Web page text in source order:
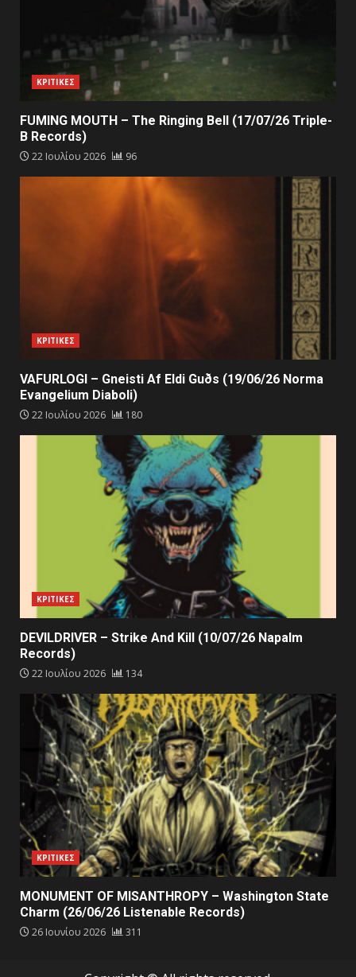
ΚΡΙΤΙΚΕΣ
FUMING MOUTH – The Ringing Bell (17/07/26 Triple-
B Records)
22 Ιουλίου 2026 96
ΚΡΙΤΙΚΕΣ
VAFURLOGI – Gneisti Af Eldi Guðs (19/06/26 Norma
Evangelium Diaboli)
22 Ιουλίου 2026 180
ΚΡΙΤΙΚΕΣ
DEVILDRIVER – Strike And Kill (10/07/26 Napalm
Records)
22 Ιουλίου 2026 134
ΚΡΙΤΙΚΕΣ
MONUMENT OF MISANTHROPY – Washington State
Charm (26/06/26 Listenable Records)
26 Ιουνίου 2026 311